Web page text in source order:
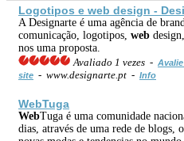
Logotipos e web design -
A Designarte é uma agência de
comunicação, logotipos, web
nos uma proposta.
Avaliado 1 vezes -
site - www.designarte.pt - Info
WebTuga
WebTuga é uma comunidade
dias, através de uma rede de blogs,